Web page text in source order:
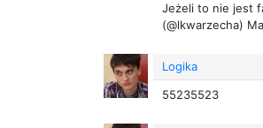
Jeżeli to nie jest
(@lkwarzecha)
Logika
55235523